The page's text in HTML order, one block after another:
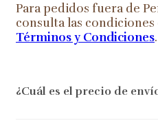
Para pedidos fuera de
consulta las
Términos y Condiciones.
¿Cuál es el precio de